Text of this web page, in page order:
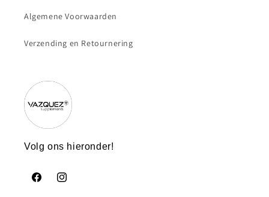
Algemene Voorwaarden
Verzending en Retournering
Volg ons hieronder!
Facebookhttps://www.instagram.com/vazquezsupplements/